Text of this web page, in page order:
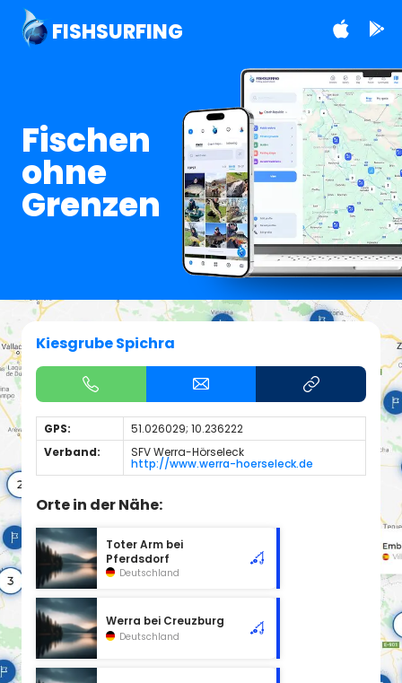
FISHSURFING
Fischen
ohne
Grenzen
Kiesgrube Spichra
GPS:
51.026029; 10.236222
Verband:
SFV Werra-Hörseleck
http://www.werra-hoerseleck.de
Orte in der Nähe:
Toter Arm bei
Pferdsdorf
Deutschland
Werra bei Creuzburg
Deutschland